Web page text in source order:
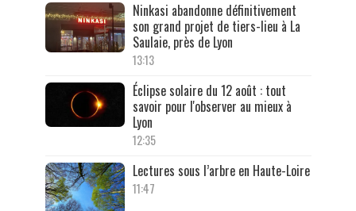
Ninkasi abandonne définitivement
son grand projet de tiers-lieu à La
Saulaie, près de Lyon
13:13
Éclipse solaire du 12 août : tout
savoir pour l'observer au mieux à
Lyon
12:35
Lectures sous l’arbre en Haute-Loire
11:47